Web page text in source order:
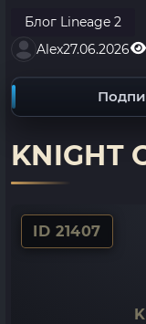
Блог Lineage 2
Alex27.06.2026
KNIGHT
ID 21407